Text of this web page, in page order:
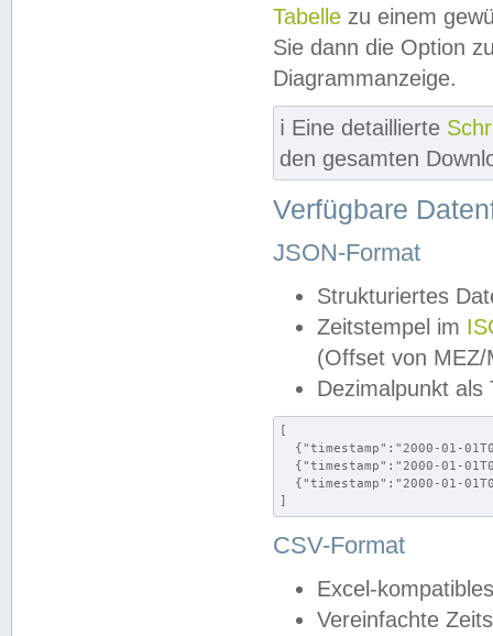
Tabelle zu einem
Sie dann die Option
Diagrammanzeige.
ℹ️ Eine detaillierte
den gesamten
Verfügbare
JSON-Format
Strukturiertes
Zeitstempel im
(Offset von MEZ/
Dezimalpunkt als
[
{"timestamp":"2000-01-
{"timestamp":"2000-01-
{"timestamp":"2000-01-
]
CSV-Format
Excel-
Vereinfachte